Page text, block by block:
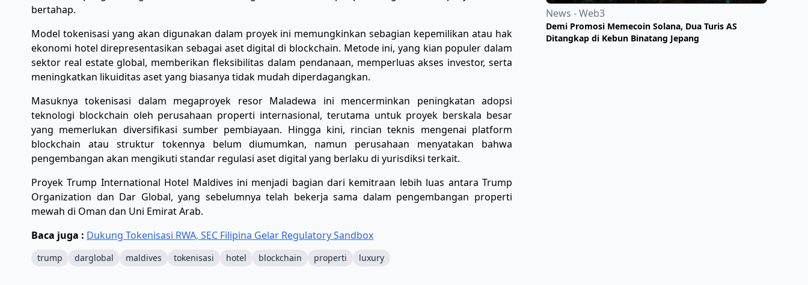
bertahap.
Model tokenisasi yang akan digunakan dalam proyek ini memungkinkan sebagian kepemilikan atau hak
ekonomi hotel direpresentasikan sebagai aset digital di blockchain. Metode ini, yang kian populer dalam
sektor real estate global, memberikan fleksibilitas dalam pendanaan, memperluas akses investor, serta
meningkatkan likuiditas aset yang biasanya tidak mudah diperdagangkan.
Masuknya tokenisasi dalam megaproyek resor Maladewa ini mencerminkan peningkatan adopsi
teknologi blockchain oleh perusahaan properti internasional, terutama untuk proyek berskala besar
yang memerlukan diversifikasi sumber pembiayaan. Hingga kini, rincian teknis mengenai platform
blockchain atau struktur tokennya belum diumumkan, namun perusahaan menyatakan bahwa
pengembangan akan mengikuti standar regulasi aset digital yang berlaku di yurisdiksi terkait.
Proyek Trump International Hotel Maldives ini menjadi bagian dari kemitraan lebih luas antara Trump
Organization dan Dar Global, yang sebelumnya telah bekerja sama dalam pengembangan properti
mewah di Oman dan Uni Emirat Arab.
Baca juga : Dukung Tokenisasi RWA, SEC Filipina Gelar Regulatory Sandbox
trump darglobal maldives tokenisasi hotel blockchain properti luxury
News - Web3
Demi Promosi Memecoin Solana, Dua Turis AS
Ditangkap di Kebun Binatang Jepang